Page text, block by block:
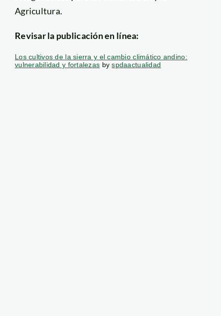
Agricultura.
Revisar la publicación en línea:
Los cultivos de la sierra y el cambio climático andino:
vulnerabilidad y fortalezas byspdaactualidad